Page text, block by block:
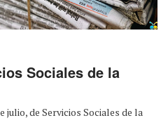
Sociales de la
julio, de Servicios Sociales de la